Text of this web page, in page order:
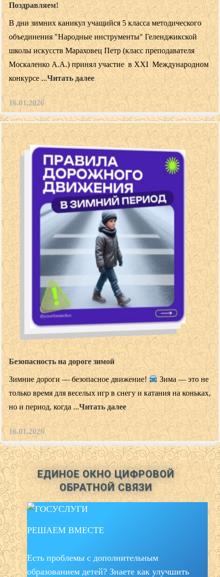
Поздравляем!
В дни зимних каникул учащийся 5 класса методического
объединения "Народные инструменты" Геленджикской
школы искусств Мараховец Петр (класс преподавателя
Москаленко А.А.) принял участие в XXI Международном
конкурсе ...Читать далее
16.01.2026
Безопасность на дороге зимой
Зимние дороги — безопасное движение!
Зима — это не
только время для веселых игр в снегу и катания на коньках,
но и период, когда ...Читать далее
16.01.2026
ЕДИНОЕ ОКНО ЦИФРОВОЙ
ОБРАТНОЙ СВЯЗИ
РЕШАЕМ ВМЕСТЕ
Есть проблемы с дополнительным
образованием детей? Знаете как улучшить